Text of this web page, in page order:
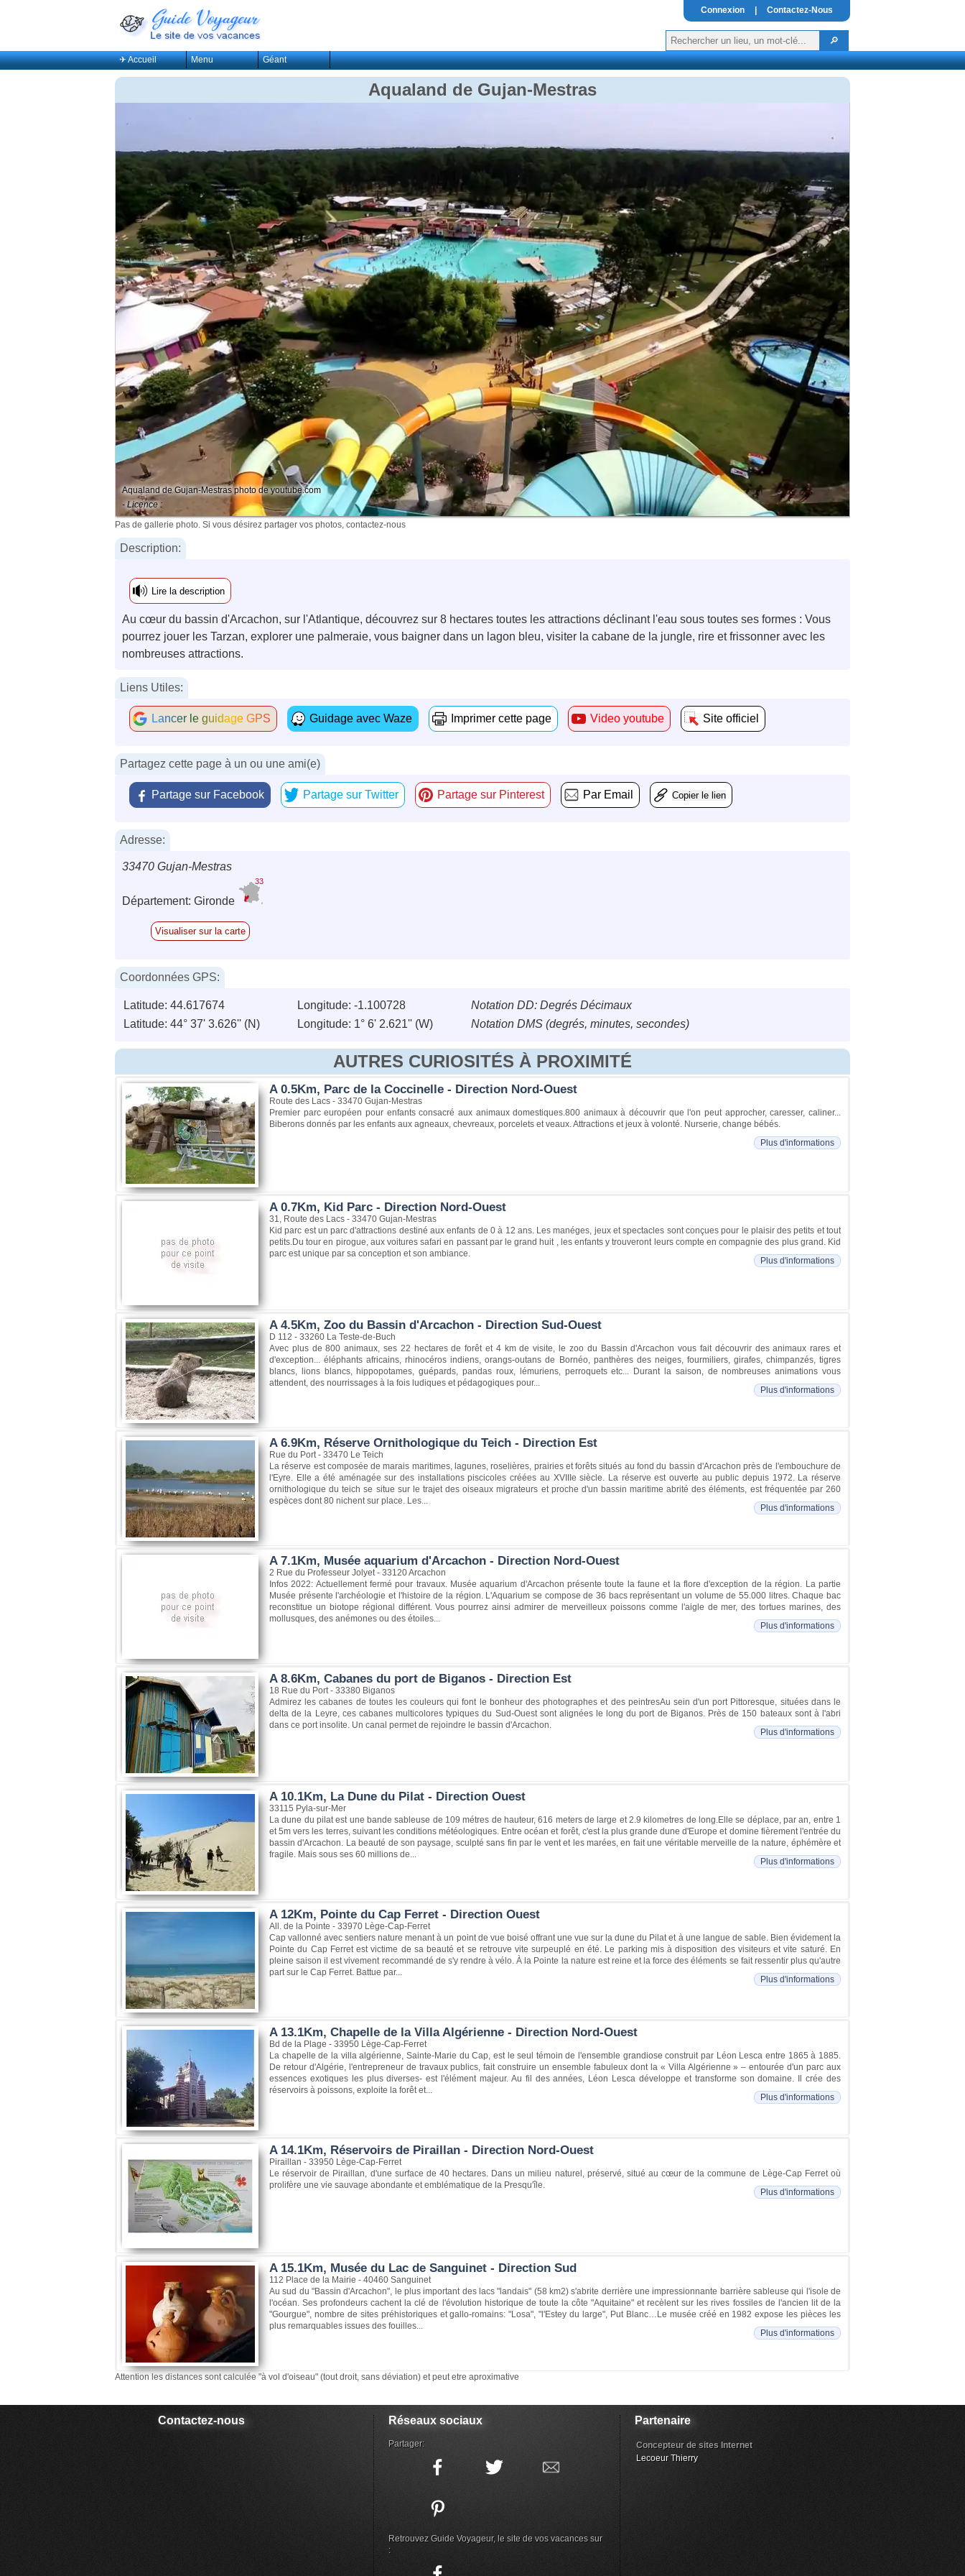
Connexion Contactez-Nous
✈ Accueil Menu Géant
Aqualand de Gujan-Mestras
Aqualand de Gujan-Mestras photo de youtube.com
- Licence :
Pas de gallerie photo. Si vous désirez partager vos photos, contactez-nous
Description:
Lire la description
Au cœur du bassin d'Arcachon, sur l'Atlantique, découvrez sur 8 hectares toutes les attractions déclinant l'eau sous toutes ses formes : Vous
pourrez jouer les Tarzan, explorer une palmeraie, vous baigner dans un lagon bleu, visiter la cabane de la jungle, rire et frissonner avec les
nombreuses attractions.
Liens Utiles:
Lancer le guidage GPS Guidage avec Waze Imprimer cette page Video youtube Site officiel
Partagez cette page à un ou une ami(e)
Partage sur Facebook Partage sur Twitter Partage sur Pinterest Par Email Copier le lien
Adresse:
33470 Gujan-Mestras
Département: Gironde
33
Visualiser sur la carte
Coordonnées GPS:
Latitude: 44.617674 Longitude: -1.100728
Notation DD: Degrés Décimaux
Latitude: 44° 37' 3.626'' (N)
Longitude: 1° 6' 2.621'' (W) Notation DMS (degrés, minutes, secondes)
AUTRES CURIOSITÉS À PROXIMITÉ
A 0.5Km, Parc de la Coccinelle - Direction Nord-Ouest
Route des Lacs - 33470 Gujan-Mestras
Premier parc européen pour enfants consacré aux animaux domestiques.800 animaux à découvrir que l'on peut approcher, caresser, caliner...
Biberons donnés par les enfants aux agneaux, chevreaux, porcelets et veaux. Attractions et jeux à volonté. Nurserie, change bébés.
Plus d'informations
A 0.7Km, Kid Parc - Direction Nord-Ouest
31, Route des Lacs - 33470 Gujan-Mestras
Kid parc est un parc d'attractions destiné aux enfants de 0 à 12 ans. Les manéges, jeux et spectacles sont conçues pour le plaisir des petits et tout
petits.Du tour en pirogue, aux voitures safari en passant par le grand huit , les enfants y trouveront leurs compte en compagnie des plus grand. Kid
parc est unique par sa conception et son ambiance.
Plus d'informations
A 4.5Km, Zoo du Bassin d'Arcachon - Direction Sud-Ouest
D 112 - 33260 La Teste-de-Buch
Avec plus de 800 animaux, ses 22 hectares de forêt et 4 km de visite, le zoo du Bassin d'Arcachon vous fait découvrir des animaux rares et
d'exception... éléphants africains, rhinocéros indiens, orangs-outans de Bornéo, panthères des neiges, fourmiliers, girafes, chimpanzés, tigres
blancs, lions blancs, hippopotames, guépards, pandas roux, lémuriens, perroquets etc... Durant la saison, de nombreuses animations vous
attendent, des nourrissages à la fois ludiques et pédagogiques pour...
Plus d'informations
A 6.9Km, Réserve Ornithologique du Teich - Direction Est
Rue du Port - 33470 Le Teich
La réserve est composée de marais maritimes, lagunes, roselières, prairies et forêts situés au fond du bassin d'Arcachon près de l'embouchure de
l'Eyre. Elle a été aménagée sur des installations piscicoles créées au XVIIIe siècle. La réserve est ouverte au public depuis 1972. La réserve
ornithologique du teich se situe sur le trajet des oiseaux migrateurs et proche d'un bassin maritime abrité des éléments, est fréquentée par 260
espèces dont 80 nichent sur place. Les...
Plus d'informations
A 7.1Km, Musée aquarium d'Arcachon - Direction Nord-Ouest
2 Rue du Professeur Jolyet - 33120 Arcachon
Infos 2022: Actuellement fermé pour travaux. Musée aquarium d'Arcachon présente toute la faune et la flore d'exception de la région. La partie
Musée présente l'archéologie et l'histoire de la région. L'Aquarium se compose de 36 bacs représentant un volume de 55.000 litres. Chaque bac
reconstitue un biotope régional différent. Vous pourrez ainsi admirer de merveilleux poissons comme l'aigle de mer, des tortues marines, des
mollusques, des anémones ou des étoiles...
Plus d'informations
A 8.6Km, Cabanes du port de Biganos - Direction Est
18 Rue du Port - 33380 Biganos
Admirez les cabanes de toutes les couleurs qui font le bonheur des photographes et des peintresAu sein d'un port Pittoresque, situées dans le
delta de la Leyre, ces cabanes multicolores typiques du Sud-Ouest sont alignées le long du port de Biganos. Près de 150 bateaux sont à l'abri
dans ce port insolite. Un canal permet de rejoindre le bassin d'Arcachon.
Plus d'informations
A 10.1Km, La Dune du Pilat - Direction Ouest
33115 Pyla-sur-Mer
La dune du pilat est une bande sableuse de 109 métres de hauteur, 616 meters de large et 2.9 kilometres de long.Elle se déplace, par an, entre 1
et 5m vers les terres, suivant les conditions météologiques. Entre océan et forêt, c'est la plus grande dune d'Europe et domine fièrement l'entrée du
bassin d'Arcachon. La beauté de son paysage, sculpté sans fin par le vent et les marées, en fait une véritable merveille de la nature, éphémère et
fragile. Mais sous ses 60 millions de...
Plus d'informations
A 12Km, Pointe du Cap Ferret - Direction Ouest
All. de la Pointe - 33970 Lège-Cap-Ferret
Cap vallonné avec sentiers nature menant à un point de vue boisé offrant une vue sur la dune du Pilat et à une langue de sable. Bien évidement la
Pointe du Cap Ferret est victime de sa beauté et se retrouve vite surpeuplé en été. Le parking mis à disposition des visiteurs et vite saturé. En
pleine saison il est vivement recommandé de s'y rendre à vélo. À la Pointe la nature est reine et la force des éléments se fait ressentir plus qu'autre
part sur le Cap Ferret. Battue par...
Plus d'informations
A 13.1Km, Chapelle de la Villa Algérienne - Direction Nord-Ouest
Bd de la Plage - 33950 Lège-Cap-Ferret
La chapelle de la villa algérienne, Sainte-Marie du Cap, est le seul témoin de l'ensemble grandiose construit par Léon Lesca entre 1865 à 1885.
De retour d'Algérie, l'entrepreneur de travaux publics, fait construire un ensemble fabuleux dont la « Villa Algérienne » – entourée d'un parc aux
essences exotiques les plus diverses- est l'élément majeur. Au fil des années, Léon Lesca développe et transforme son domaine. Il crée des
réservoirs à poissons, exploite la forêt et...
Plus d'informations
A 14.1Km, Réservoirs de Piraillan - Direction Nord-Ouest
Piraillan - 33950 Lège-Cap-Ferret
Le réservoir de Piraillan, d'une surface de 40 hectares. Dans un milieu naturel, préservé, situé au cœur de la commune de Lège-Cap Ferret où
prolifère une vie sauvage abondante et emblématique de la Presqu'île.
Plus d'informations
A 15.1Km, Musée du Lac de Sanguinet - Direction Sud
112 Place de la Mairie - 40460 Sanguinet
Au sud du "Bassin d'Arcachon", le plus important des lacs "landais" (58 km2) s'abrite derrière une impressionnante barrière sableuse qui l'isole de
l'océan. Ses profondeurs cachent la clé de l'évolution historique de toute la côte "Aquitaine" et recèlent sur les rives fossiles de l'ancien lit de la
"Gourgue", nombre de sites préhistoriques et gallo-romains: "Losa", "l'Estey du large", Put Blanc…Le musée créé en 1982 expose les pièces les
plus remarquables issues des fouilles...
Plus d'informations
Attention les distances sont calculée "à vol d'oiseau" (tout droit, sans déviation) et peut etre aproximative
Contactez-nous Réseaux sociaux
Partager:
Retrouvez Guide Voyageur, le site de vos vacances sur
:
Partenaire
Concepteur de sites Internet
Lecoeur Thierry